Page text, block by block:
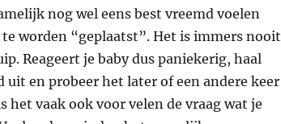
nog wel eens best vreemd voelen
worden “geplaatst”. Het is immers nooit
Reageert je baby dus paniekerig, haal
uit en probeer het later of een andere keer
het vaak ook voor velen de vraag wat je